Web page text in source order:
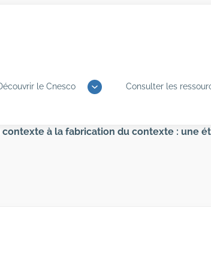
le Cnesco Consulter les
contexte à la fabrication du contexte : une